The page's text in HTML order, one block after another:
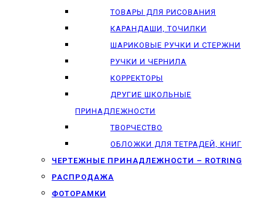
ТОВАРЫ ДЛЯ РИСОВАНИЯ
КАРАНДАШИ, ТОЧИЛКИ
ШАРИКОВЫЕ РУЧКИ И СТЕРЖНИ
РУЧКИ И ЧЕРНИЛА
КОРРЕКТОРЫ
ДРУГИЕ ШКОЛЬНЫЕ
ПРИНАДЛЕЖНОСТИ
ТВОРЧЕСТВО
ОБЛОЖКИ ДЛЯ ТЕТРАДЕЙ, КНИГ
ЧЕРТЕЖНЫЕ ПРИНАДЛЕЖНОСТИ – ROTRING
РАСПРОДАЖА
ФОТОРАМКИ